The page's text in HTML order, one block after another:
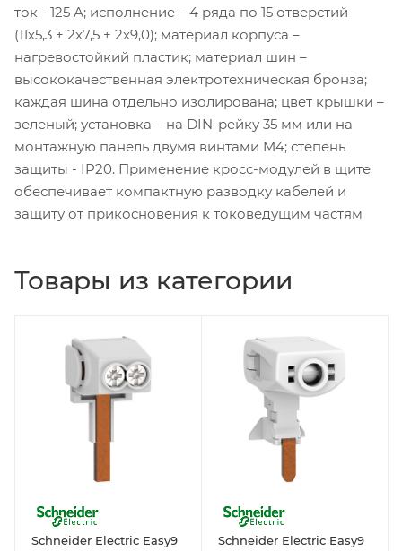
ток - 125 А; исполнение – 4 ряда по 15 отверстий
(11х5,3 + 2x7,5 + 2x9,0); материал корпуса –
нагревостойкий пластик; материал шин –
высококачественная электротехническая бронза;
каждая шина отдельно изолирована; цвет крышки –
зеленый; установка – на DIN-рейку 35 мм или на
монтажную панель двумя винтами M4; степень
защиты - IP20. Применение кросс-модулей в щите
обеспечивает компактную разводку кабелей и
защиту от прикосновения к токоведущим частям
Товары из категории
Schneider Electric Easy9
Schneider Electric Easy9